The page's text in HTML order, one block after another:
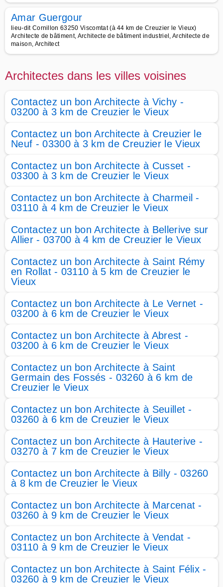
Amar Guergour
lieu-dit Cornillon 63250 Viscomtat (à 44 km de Creuzier le Vieux)
Architecte de bâtiment, Architecte de bâtiment industriel, Architecte de
maison, Architect
Architectes dans les villes voisines
Contactez un bon Architecte à Vichy -
03200 à 3 km de Creuzier le Vieux
Contactez un bon Architecte à Creuzier le
Neuf - 03300 à 3 km de Creuzier le Vieux
Contactez un bon Architecte à Cusset -
03300 à 3 km de Creuzier le Vieux
Contactez un bon Architecte à Charmeil -
03110 à 4 km de Creuzier le Vieux
Contactez un bon Architecte à Bellerive sur
Allier - 03700 à 4 km de Creuzier le Vieux
Contactez un bon Architecte à Saint Rémy
en Rollat - 03110 à 5 km de Creuzier le
Vieux
Contactez un bon Architecte à Le Vernet -
03200 à 6 km de Creuzier le Vieux
Contactez un bon Architecte à Abrest -
03200 à 6 km de Creuzier le Vieux
Contactez un bon Architecte à Saint
Germain des Fossés - 03260 à 6 km de
Creuzier le Vieux
Contactez un bon Architecte à Seuillet -
03260 à 6 km de Creuzier le Vieux
Contactez un bon Architecte à Hauterive -
03270 à 7 km de Creuzier le Vieux
Contactez un bon Architecte à Billy - 03260
à 8 km de Creuzier le Vieux
Contactez un bon Architecte à Marcenat -
03260 à 9 km de Creuzier le Vieux
Contactez un bon Architecte à Vendat -
03110 à 9 km de Creuzier le Vieux
Contactez un bon Architecte à Saint Félix -
03260 à 9 km de Creuzier le Vieux